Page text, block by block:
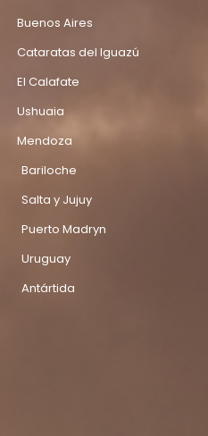
Buenos Aires
Cataratas del Iguazú
El Calafate
Ushuaia
Mendoza
Bariloche
Salta y Jujuy
Puerto Madryn
Uruguay
Antártida